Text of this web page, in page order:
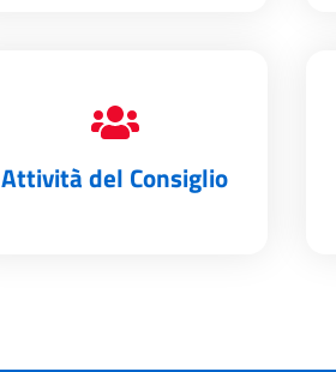
Attività del Consiglio